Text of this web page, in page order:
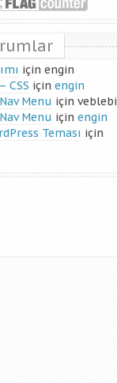
için engin
CSS için engin
Menu için veblebi
Menu için engin
Teması için